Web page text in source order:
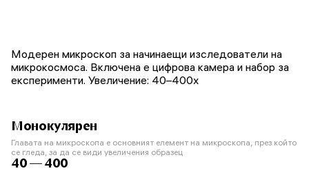
Модерен микроскоп за начинаещи изследователи на
микрокосмоса. Включена е цифрова камера и набор за
експерименти. Увеличение: 40–400x
Монокулярен
Главата на микроскопа е основният елемент на микроскопа, през който
се гледа, за да се види увеличения образец
40 — 400